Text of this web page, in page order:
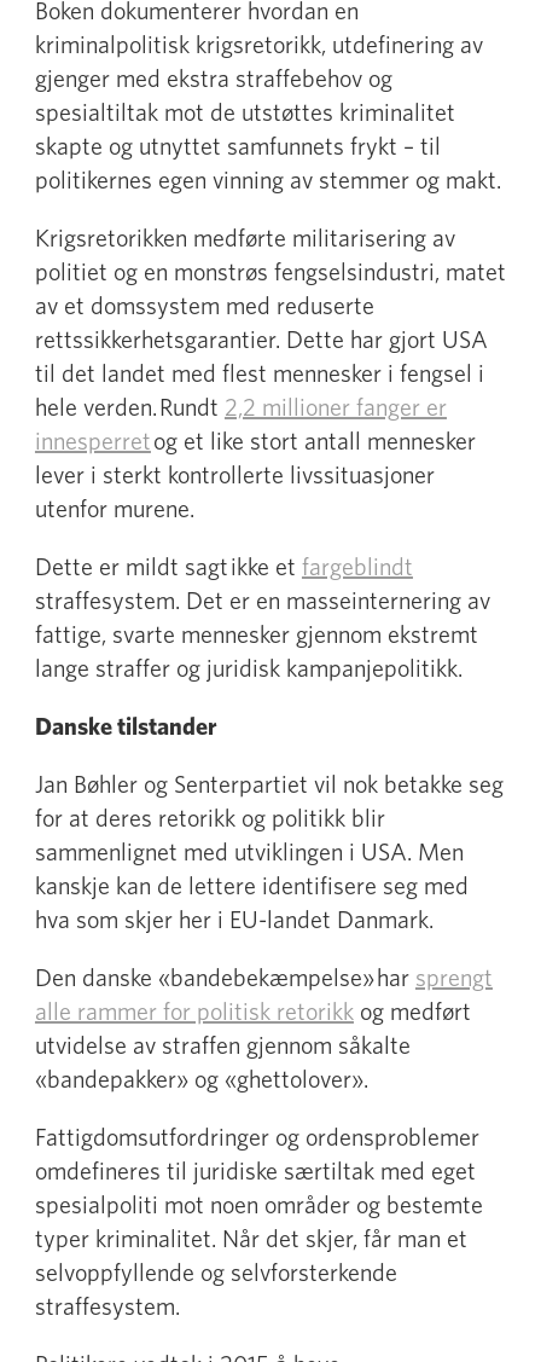
Boken dokumenterer hvordan en
kriminalpolitisk krigsretorikk, utdefinering av
gjenger med ekstra straffebehov og
spesialtiltak mot de utstøttes kriminalitet
skapte og utnyttet samfunnets frykt – til
politikernes egen vinning av stemmer og makt.
Krigsretorikken medførte militarisering av
politiet og en monstrøs fengselsindustri, matet
av et domssystem med reduserte
rettssikkerhetsgarantier. Dette har gjort USA
til det landet med flest mennesker i fengsel i
hele verden. Rundt 2,2 millioner fanger er
innesperretog et like stort antall mennesker
lever i sterkt kontrollerte livssituasjoner
utenfor murene.
Dette er mildt sagt ikke et fargeblindt
straffesystem. Det er en masseinternering av
fattige, svarte mennesker gjennom ekstremt
lange straffer og juridisk kampanjepolitikk.
Danske tilstander
Jan Bøhler og Senterpartiet vil nok betakke seg
for at deres retorikk og politikk blir
sammenlignet med utviklingen i USA. Men
kanskje kan de lettere identifisere seg med
hva som skjer her i EU-landet Danmark.
Den danske «bandebekæmpelse» har sprengt
alle rammer for politisk retorikk og medført
utvidelse av straffen gjennom såkalte
«bandepakker» og «ghettolover».
Fattigdomsutfordringer og ordensproblemer
omdefineres til juridiske særtiltak med eget
spesialpoliti mot noen områder og bestemte
typer kriminalitet. Når det skjer, får man et
selvoppfyllende og selvforsterkende
straffesystem.